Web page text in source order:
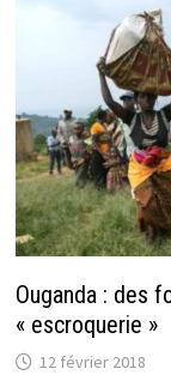
Ouganda : des
« escroquerie »
12 février 2018